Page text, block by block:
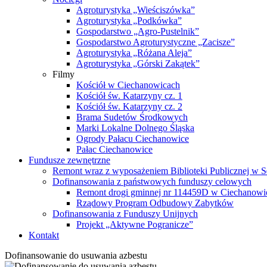
Agroturystyka „Wieściszówka”
Agroturystyka „Podkówka”
Gospodarstwo „Agro-Pustelnik”
Gospodarstwo Agroturystyczne „Zacisze”
Agroturystyka „Różana Aleja”
Agroturystyka „Górski Zakątek”
Filmy
Kościół w Ciechanowicach
Kościół św. Katarzyny cz. 1
Kościół św. Katarzyny cz. 2
Brama Sudetów Środkowych
Marki Lokalne Dolnego Śląska
Ogrody Pałacu Ciechanowice
Pałac Ciechanowice
Fundusze zewnętrzne
Remont wraz z wyposażeniem Biblioteki Publicznej w
Dofinansowania z państwowych funduszy celowych
Remont drogi gminnej nr 114459D w
Rządowy Program Odbudowy Zabytków
Dofinansowania z Funduszy Unijnych
Projekt „Aktywne Pogranicze”
Kontakt
Dofinansowanie do usuwania azbestu